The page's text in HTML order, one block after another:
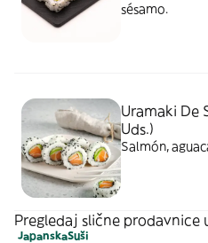
sésamo.
Uramaki De
Uds.)
Salmón,
Pregledaj slične prodavnice
JapanskaSuši